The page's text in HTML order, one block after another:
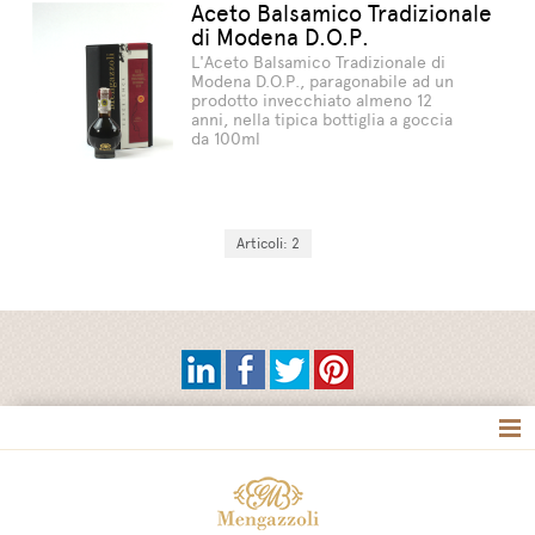
Aceto Balsamico Tradizionale
di Modena D.O.P.
L'Aceto Balsamico Tradizionale di
Modena D.O.P., paragonabile ad un
prodotto invecchiato almeno 12
anni, nella tipica bottiglia a goccia
da 100ml
Articoli: 2